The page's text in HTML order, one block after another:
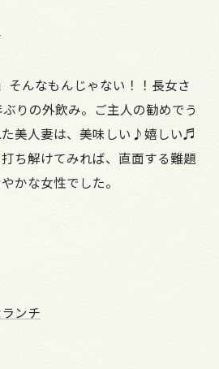
そんなもんじゃない！！長女さ
りの外飲み。ご主人の勧めでう
美人妻は、美味しい♪嬉しい♬
ち解けてみれば、直面する難題
かな女性でした。
ンチ